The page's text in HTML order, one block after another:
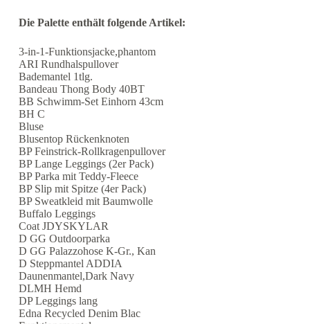
Die Palette enthält folgende Artikel:
3-in-1-Funktionsjacke,phantom
ARI Rundhalspullover
Bademantel 1tlg.
Bandeau Thong Body 40BT
BB Schwimm-Set Einhorn 43cm
BH C
Bluse
Blusentop Rückenknoten
BP Feinstrick-Rollkragenpullover
BP Lange Leggings (2er Pack)
BP Parka mit Teddy-Fleece
BP Slip mit Spitze (4er Pack)
BP Sweatkleid mit Baumwolle
Buffalo Leggings
Coat JDYSKYLAR
D GG Outdoorparka
D GG Palazzohose K-Gr., Kan
D Steppmantel ADDIA
Daunenmantel,Dark Navy
DLMH Hemd
DP Leggings lang
Edna Recycled Denim Blac